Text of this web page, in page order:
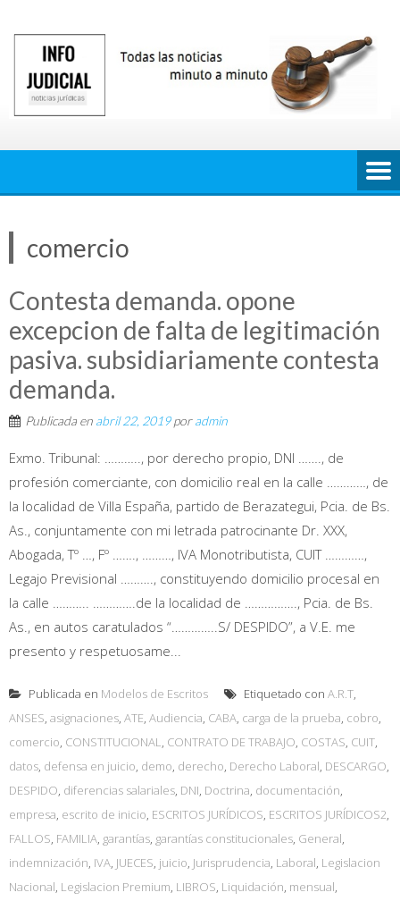
contenido
comercio
Contesta demanda. opone
excepcion de falta de legitimación
pasiva. subsidiariamente contesta
demanda.
Publicada en abril 22, 2019poradmin
Exmo. Tribunal: ……….., por derecho propio, DNI ……., de
profesión comerciante, con domicilio real en la calle …………, de
la localidad de Villa España, partido de Berazategui, Pcia. de Bs.
As., conjuntamente con mi letrada patrocinante Dr. XXX,
Abogada, Tº …, Fº ……., ………, IVA Monotributista, CUIT …………,
Legajo Previsional ………., constituyendo domicilio procesal en
la calle ……….. ………….de la localidad de ……………., Pcia. de Bs.
As., en autos caratulados “…………..S/ DESPIDO”, a V.E. me
presento y respetuosame...
Publicada en Modelos de Escritos Etiquetado con A.R.T,
ANSES, asignaciones, ATE, Audiencia, CABA, carga de la prueba, cobro,
comercio, CONSTITUCIONAL, CONTRATO DE TRABAJO, COSTAS, CUIT,
datos, defensa en juicio, demo, derecho, Derecho Laboral, DESCARGO,
DESPIDO, diferencias salariales, DNI, Doctrina, documentación,
empresa, escrito de inicio, ESCRITOS JURÍDICOS, ESCRITOS JURÍDICOS2,
FALLOS, FAMILIA, garantías, garantías constitucionales, General,
indemnización, IVA, JUECES, juicio, Jurisprudencia, Laboral, Legislacion
Nacional, Legislacion Premium, LIBROS, Liquidación, mensual,